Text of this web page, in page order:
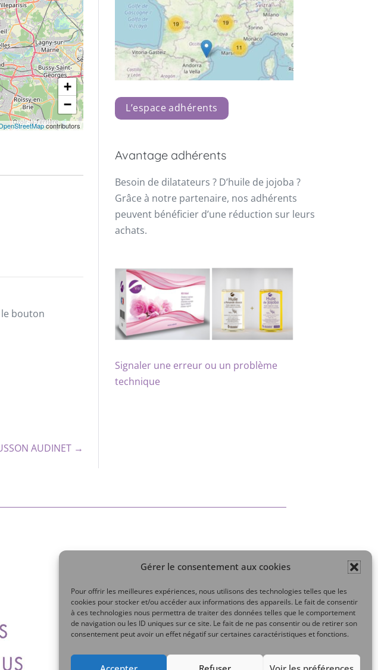
Gérer le consentement aux cookies
Pour offrir les meilleures expériences, nous utilisons des technologies telles que les
cookies pour stocker et/ou accéder aux informations des appareils. Le fait de consentir
à ces technologies nous permettra de traiter des données telles que le comportement
de navigation ou les ID uniques sur ce site. Le fait de ne pas consentir ou de retirer son
consentement peut avoir un effet négatif sur certaines caractéristiques et fonctions.
+
−
contributors
bouton
AUDINET →
L’espace adhérents
Avantage adhérents
Besoin de dilatateurs ? D’huile de jojoba ?
Grâce à notre partenaire, nos adhérents
peuvent bénéficier d’une réduction sur leurs
achats.
Signaler une erreur ou un problème
technique
Mon compte